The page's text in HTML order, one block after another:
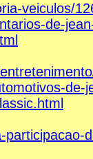
veiculos/
de-
de-
participacao-